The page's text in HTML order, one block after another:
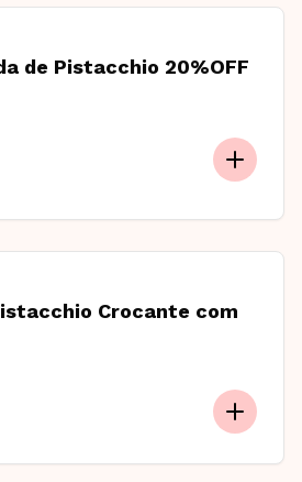
de Pistacchio 20%OFF
Crocante com